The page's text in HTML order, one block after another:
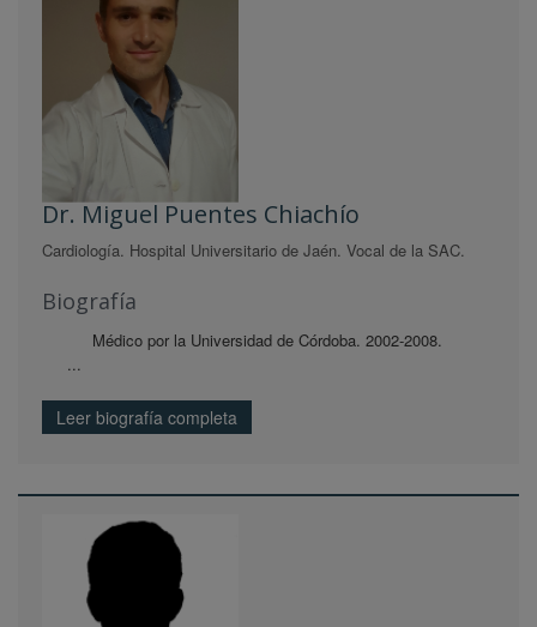
Dr. Miguel Puentes Chiachío
Cardiología. Hospital Universitario de Jaén. Vocal de la SAC.
Biografía
Médico por la Universidad de Córdoba. 2002-2008.
...
Leer biografía completa